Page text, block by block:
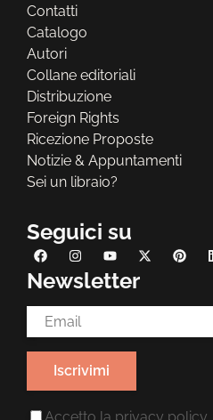
Contatti
Catalogo
Autori
Collane editoriali
Distribuzione
Foreign Rights
Ricezione Proposte
Notizie & Appuntamenti
Sei un libraio?
Seguici su
Newsletter
Email Address*